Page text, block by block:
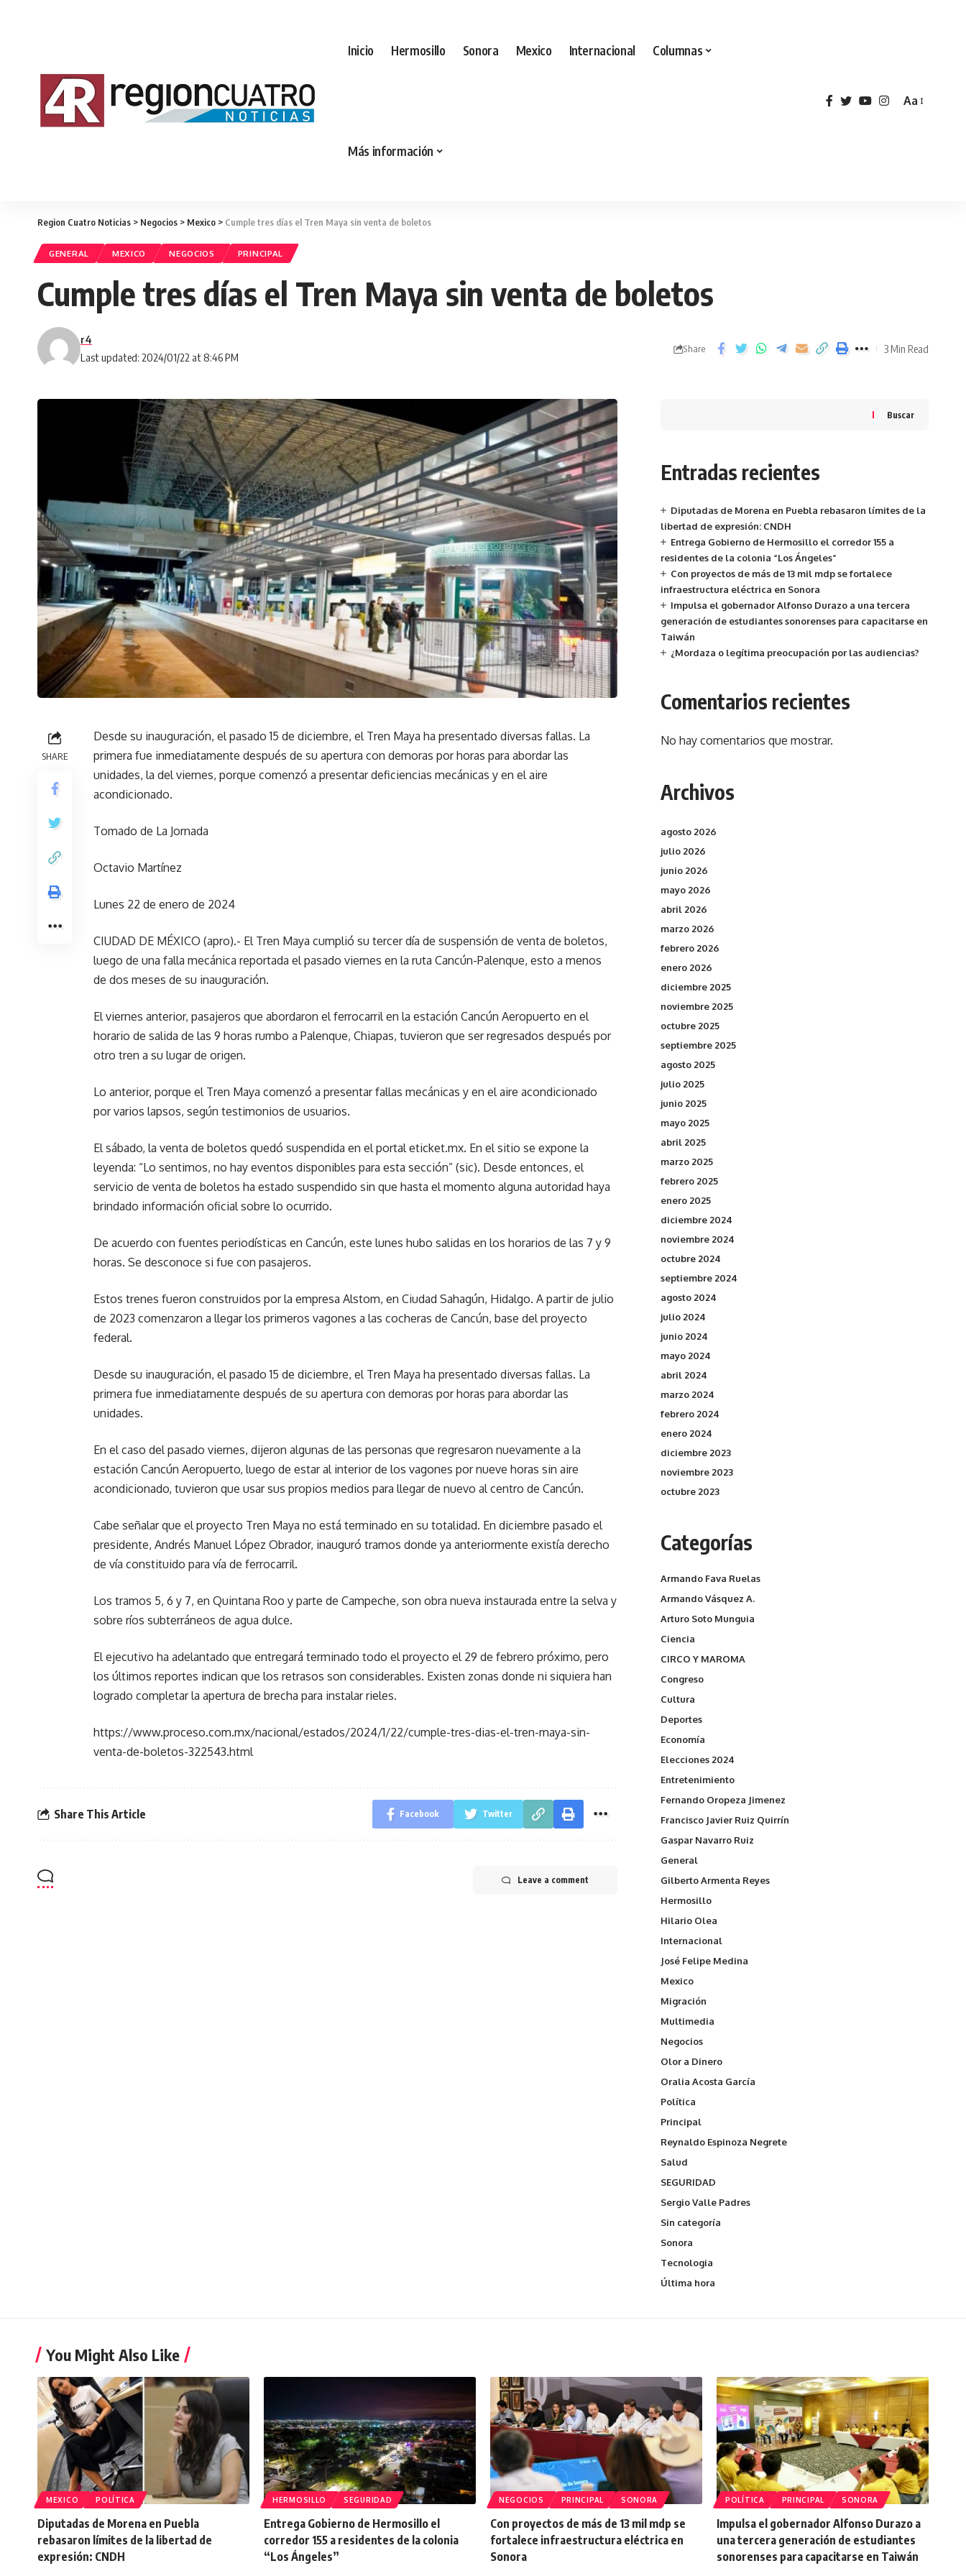
Inicio Hermosillo Sonora Mexico Internacional Columnas
Más información
Aa
Region Cuatro Noticias > Negocios > Mexico > Cumple tres días el Tren Maya sin venta de boletos
GENERAL MEXICO NEGOCIOS PRINCIPAL
Cumple tres días el Tren Maya sin venta de boletos
Last updated: 2024/01/22 at 8:46 PM
r4
Share 3 Min Read
SHARE
Desde su inauguración, el pasado 15 de diciembre, el Tren Maya ha presentado diversas fallas. La
primera fue inmediatamente después de su apertura con demoras por horas para abordar las
unidades, la del viernes, porque comenzó a presentar deficiencias mecánicas y en el aire
acondicionado.
Tomado de La Jornada
Octavio Martínez
Lunes 22 de enero de 2024
CIUDAD DE MÉXICO (apro).- El Tren Maya cumplió su tercer día de suspensión de venta de boletos,
luego de una falla mecánica reportada el pasado viernes en la ruta Cancún-Palenque, esto a menos
de dos meses de su inauguración.
El viernes anterior, pasajeros que abordaron el ferrocarril en la estación Cancún Aeropuerto en el
horario de salida de las 9 horas rumbo a Palenque, Chiapas, tuvieron que ser regresados después por
otro tren a su lugar de origen.
Lo anterior, porque el Tren Maya comenzó a presentar fallas mecánicas y en el aire acondicionado
por varios lapsos, según testimonios de usuarios.
El sábado, la venta de boletos quedó suspendida en el portal eticket.mx. En el sitio se expone la
leyenda: “Lo sentimos, no hay eventos disponibles para esta sección” (sic). Desde entonces, el
servicio de venta de boletos ha estado suspendido sin que hasta el momento alguna autoridad haya
brindado información oficial sobre lo ocurrido.
De acuerdo con fuentes periodísticas en Cancún, este lunes hubo salidas en los horarios de las 7 y 9
horas. Se desconoce si fue con pasajeros.
Estos trenes fueron construidos por la empresa Alstom, en Ciudad Sahagún, Hidalgo. A partir de julio
de 2023 comenzaron a llegar los primeros vagones a las cocheras de Cancún, base del proyecto
federal.
Desde su inauguración, el pasado 15 de diciembre, el Tren Maya ha presentado diversas fallas. La
primera fue inmediatamente después de su apertura con demoras por horas para abordar las
unidades.
En el caso del pasado viernes, dijeron algunas de las personas que regresaron nuevamente a la
estación Cancún Aeropuerto, luego de estar al interior de los vagones por nueve horas sin aire
acondicionado, tuvieron que usar sus propios medios para llegar de nuevo al centro de Cancún.
Cabe señalar que el proyecto Tren Maya no está terminado en su totalidad. En diciembre pasado el
presidente, Andrés Manuel López Obrador, inauguró tramos donde ya anteriormente existía derecho
de vía constituido para vía de ferrocarril.
Los tramos 5, 6 y 7, en Quintana Roo y parte de Campeche, son obra nueva instaurada entre la selva y
sobre ríos subterráneos de agua dulce.
El ejecutivo ha adelantado que entregará terminado todo el proyecto el 29 de febrero próximo, pero
los últimos reportes indican que los retrasos son considerables. Existen zonas donde ni siquiera han
logrado completar la apertura de brecha para instalar rieles.
https://www.proceso.com.mx/nacional/estados/2024/1/22/cumple-tres-dias-el-tren-maya-sin-
venta-de-boletos-322543.html
Share This Article Facebook Twitter
Leave a comment
Buscar
Entradas recientes
Diputadas de Morena en Puebla rebasaron límites de la
libertad de expresión: CNDH
Entrega Gobierno de Hermosillo el corredor 155 a
residentes de la colonia “Los Ángeles”
Con proyectos de más de 13 mil mdp se fortalece
infraestructura eléctrica en Sonora
Impulsa el gobernador Alfonso Durazo a una tercera
generación de estudiantes sonorenses para capacitarse en
Taiwán
¿Mordaza o legítima preocupación por las audiencias?
Comentarios recientes
No hay comentarios que mostrar.
Archivos
agosto 2026
julio 2026
junio 2026
mayo 2026
abril 2026
marzo 2026
febrero 2026
enero 2026
diciembre 2025
noviembre 2025
octubre 2025
septiembre 2025
agosto 2025
julio 2025
junio 2025
mayo 2025
abril 2025
marzo 2025
febrero 2025
enero 2025
diciembre 2024
noviembre 2024
octubre 2024
septiembre 2024
agosto 2024
julio 2024
junio 2024
mayo 2024
abril 2024
marzo 2024
febrero 2024
enero 2024
diciembre 2023
noviembre 2023
octubre 2023
Categorías
Armando Fava Ruelas
Armando Vásquez A.
Arturo Soto Munguia
Ciencia
CIRCO Y MAROMA
Congreso
Cultura
Deportes
Economía
Elecciones 2024
Entretenimiento
Fernando Oropeza Jimenez
Francisco Javier Ruiz Quirrín
Gaspar Navarro Ruiz
General
Gilberto Armenta Reyes
Hermosillo
Hilario Olea
Internacional
José Felipe Medina
Mexico
Migración
Multimedia
Negocios
Olor a Dinero
Oralia Acosta García
Política
Principal
Reynaldo Espinoza Negrete
Salud
SEGURIDAD
Sergio Valle Padres
Sin categoría
Sonora
Tecnologia
Última hora
You Might Also Like
MEXICO POLÍTICA
Diputadas de Morena en Puebla
rebasaron límites de la libertad de
expresión: CNDH
HERMOSILLO SEGURIDAD
Entrega Gobierno de Hermosillo el
corredor 155 a residentes de la colonia
“Los Ángeles”
NEGOCIOS PRINCIPAL SONORA
Con proyectos de más de 13 mil mdp se
fortalece infraestructura eléctrica en
Sonora
POLÍTICA PRINCIPAL SONORA
Impulsa el gobernador Alfonso Durazo a
una tercera generación de estudiantes
sonorenses para capacitarse en Taiwán